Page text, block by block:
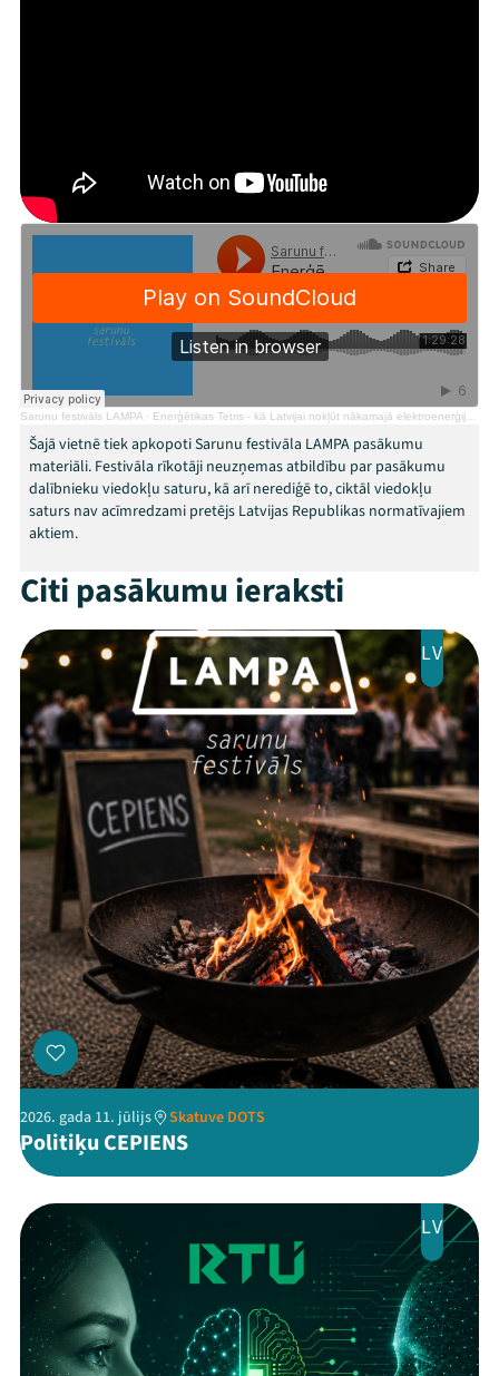
Programma
Arhīvs
Viņi bija LAMPĀ 2026
Jaunumi
Veikals
Kontakti
ThreadsFacebookYoutube
X Instagram
Flick TikTok
Sarunu festivāls LAMPA · Enerģētikas Tetris - kā Latvijai nokļūt nākamajā elektroenerģijas ražošanas līmenī?
Šajā vietnē tiek apkopoti Sarunu festivāla LAMPA pasākumu
materiāli. Festivāla rīkotāji neuzņemas atbildību par pasākumu
dalībnieku viedokļu saturu, kā arī nerediģē to, ciktāl viedokļu
saturs nav acīmredzami pretējs Latvijas Republikas normatīvajiem
aktiem.
Citi pasākumu ieraksti
LV
2026. gada 11. jūlijs Skatuve DOTS
Politiķu CEPIENS
LV